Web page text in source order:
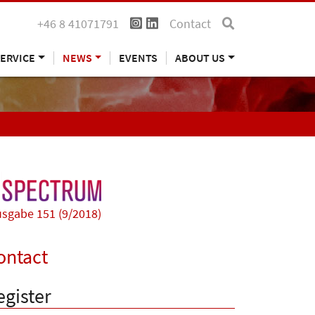
+46 8 41071791 Contact
NEWS EVENTS ABOUT US
151 (9/2018)